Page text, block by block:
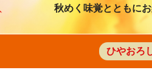
秋めく味覚とともにお
ひやおろ